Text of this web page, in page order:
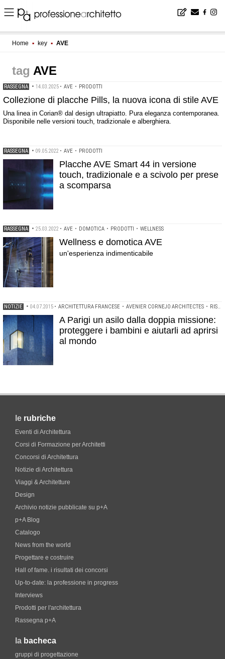
Home ▪ key ▪ AVE
AVE
RASSEGNA • 14.03.2025 • AVE • PRODOTTI
Collezione di placche Pills, la nuova icona di stile AVE
Una linea in Corian® dal design ultrapiatto. Pura eleganza contemporanea.
Disponibile nelle versioni touch, tradizionale e alberghiera.
RASSEGNA • 09.05.2022 • AVE • PRODOTTI
Placche AVE Smart 44 in versione
touch, tradizionale e a scivolo per prese
a scomparsa
RASSEGNA • 25.03.2022 • AVE • DOMOTICA • PRODOTTI • WELLNESS
Wellness e domotica AVE
un'esperienza indimenticabile
NOTIZIE • 04.07.2015 • ARCHITETTURA FRANCESE • AVENIER CORNEJO ARCHITECTES • RISULTATI CONCORSI DI PROGETTAZIONE
A Parigi un asilo dalla doppia missione:
proteggere i bambini e aiutarli ad aprirsi
al mondo
le rubriche
Eventi di Architettura
Corsi di Formazione per Architetti
Concorsi di Architettura
Notizie di Architettura
Viaggi & Architetture
Design
Archivio notizie pubblicate su p+A
p+A Blog
Catalogo
News from the world
Progettare e costruire
Hall of fame. i risultati dei concorsi
Up-to-date: la professione in progress
Interviews
Prodotti per l'architettura
Rassegna p+A
la bacheca
gruppi di progettazione